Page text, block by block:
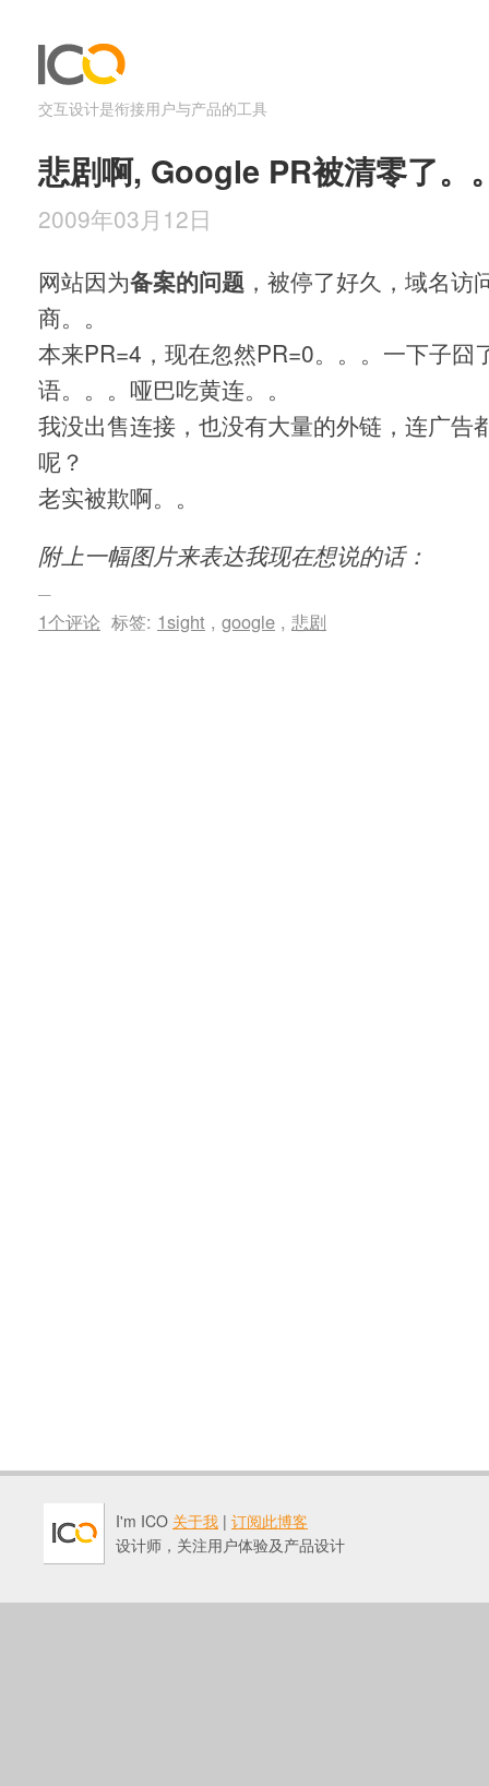
交互设计是衔接用户与产品的工具
悲剧啊, Google PR被清零了。
2009年03月12日
网站因为备案的问题 ，被停了好久，域名访
商。。
本来PR=4，现在忽然PR=0。。。一下子囧
语。。。哑巴吃黄连。。
我没出售连接，也没有大量的外链，连广告
呢？
老实被欺啊。。
附上一幅图片来表达我现在想说的话：
1个评论 标签: 1sight , google , 悲剧
I'm ICO 关于我 | 订阅此博客
设计师，关注用户体验及产品设计